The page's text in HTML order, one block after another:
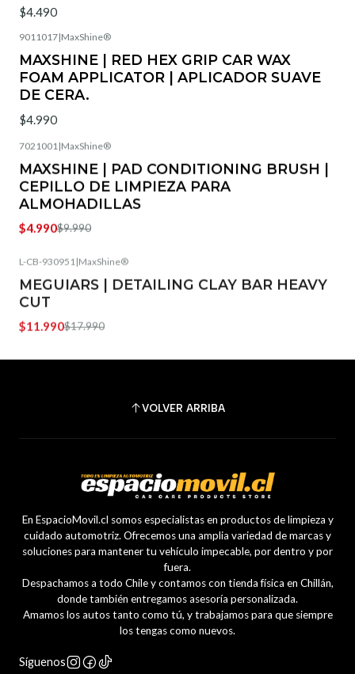
$4.490
9011017|MaxShine®
MAXSHINE | RED HEX GRIP CAR WAX
FOAM APPLICATOR | APLICADOR SUAVE
DE CERA.
$4.990
Agotado
7021001 |MaxShine®
MAXSHINE | PAD CONDITIONING BRUSH |
CEPILLO DE LIMPIEZA PARA
ALMOHADILLAS
$4.990$9.990
-33%OFF
Agotado
MEGUIARS | DETAILING CLAY BAR HEAVY
CUT
VOLVER ARRIBA
En EspacioMovil.cl somos especialistas en productos de limpieza y
cuidado automotriz. Ofrecemos una amplia variedad de marcas y
soluciones para mantener tu vehículo impecable, por dentro y por
fuera.
Despachamos a todo Chile y contamos con tienda física en Chillán,
donde también entregamos asesoría personalizada.
Amamos los autos tanto como tú, y trabajamos para que siempre
los tengas como nuevos.
Síguenos